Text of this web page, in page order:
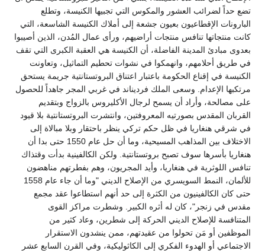
تضع حداً لضرائب العشور والمكوس التي تجبيها الكنيسة، وتطلع
البارونات الإقطاعيون بعيون جشعة إلى أملاك الكنيسة الشاسعة، التي
كانت منتجاتها تنافس منتجات أراضيهم، ورأى عمال المُدن، الذين أصيبوا
بعدوى مبادئ المدينة الفاضلة، أن الكنيسة هي العقبة الكبرى التي تقف
في طريق أحلامهم، وانهمكوا في نشوات تحطيم التماثيل، وتعاونت
الكنيسة في إقناع الحكومة باعتبار اعتناق البروتستانتية جريمة يستحق
مرتكبها الإعدام. وسعى الملك فرديناند في غربي المجر جاهداً للحصول
على مصالحة، وأراد أن يسمح لرجال الأكليروس بالزواج وبتقديم
القربان المقدس بصورتيه المعروفتين، وانتشرت البروتستانتية بلا قيود
في شرقي هنغاريا في ظل حكم تركي ينظر باحتقار وبلا مبالاة إلى
الاختلاف بين المذاهب المسيحية، وما أن حل عام 1550 حتى بدا أن
هنغاريا بأسرها سوف تصبح بروتستانتية. ولكن الكالفينية بدأت وقتذاك
تنافس اللوثرية في هنغاريا، وأيد المجريون، وهم بفطرتهم مناهضون
للألمان، النمط السويسري من الإصلاح الديني "وما أن جاء عام 1558
حتى كان الكالفينيون من الكثرة إلى حد أنهم استطاعوا عقد مجمع
مقدس في زنجر"، كان له أثره الكبير. وشطرت مراكز القوى
المتنافسة للإصلاح الديني الحركة إلى شطرين، وعاد كثير من
الموظفين أو مَن تحولوا من عقيدتهم، ممن ينشدون الاستقرار
الاجتماعي أو الهدوء الفكري إلى الكاثوليكية، وفي القرن السابع عشر